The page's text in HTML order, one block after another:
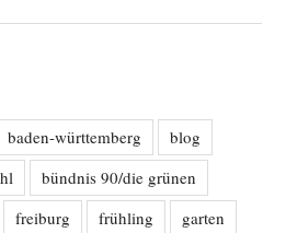
baden-württemberg
blog
bündnis 90/die grünen
freiburg frühling
garten